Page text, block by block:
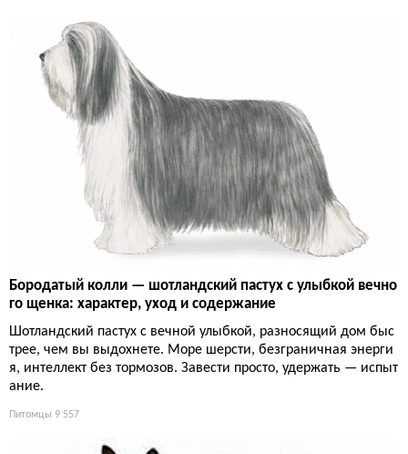
Бородатый колли — шотландский пастух с улыбкой вечно
го щенка: характер, уход и содержание
Шотландский пастух с вечной улыбкой, разносящий дом быс
трее, чем вы выдохнете. Море шерсти, безграничная энерги
я, интеллект без тормозов. Завести просто, удержать — испыт
ание.
Питомцы 9 557